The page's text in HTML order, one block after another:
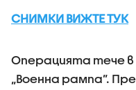
СНИМКИ ВИЖТЕ ТУК
Операцията тече
„Военна рампа”.